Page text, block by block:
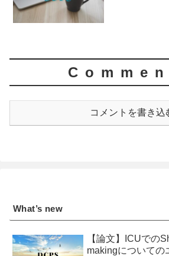
コメントを書き込
What’s new
【論文】ICUでの
makingについての